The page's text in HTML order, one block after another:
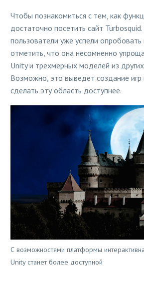
Чтобы познакомиться с тем, как
достаточно посетить сайт
пользователи уже успели
отметить, что она несомненно
Unity и трехмерных моделей из
Возможно, это выведет создание игр
сделать эту область доступнее.
С возможностями платформы
Unity станет более доступной